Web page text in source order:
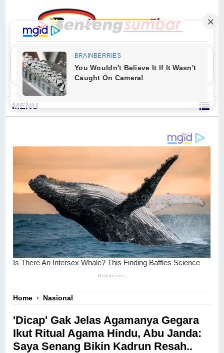
"Sesungguhnya Allah dan para malaikat-Nya berselawat untuk Nabi.
Wahai orang-orang yang beriman, berselawatlah kamu untuk Nabi dan
ucapkanlah salam dengan penuh penghormatan kepadanya." (Qs. Al
Ahzab Ayat 56)
MENU
Home › Nasional
'Dicap' Gak Jelas Agamanya Gegara
Ikut Ritual Agama Hindu, Abu Janda:
Saya Senang Bikin Kadrun Resah..